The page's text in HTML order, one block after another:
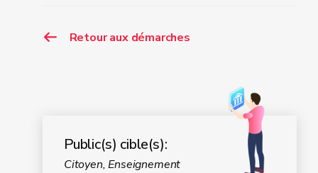
Retour aux démarches
Public(s) cible(s):
Citoyen, Enseignement